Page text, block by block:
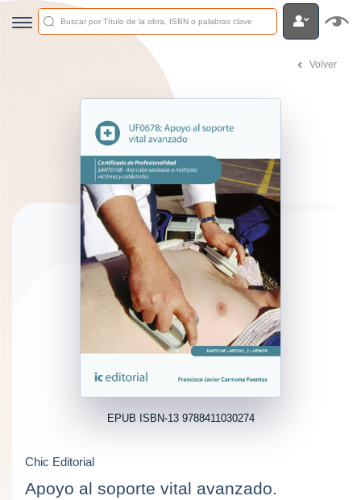
Volver
EPUB ISBN-13 9788411030274
Chic Editorial
Apoyo al soporte vital avanzado.